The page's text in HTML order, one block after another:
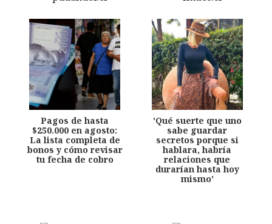
Pagos de hasta
$250.000 en agosto:
La lista completa de
bonos y cómo revisar
tu fecha de cobro
'Qué suerte que uno
sabe guardar
secretos porque si
hablara, habría
relaciones que
durarían hasta hoy
mismo'